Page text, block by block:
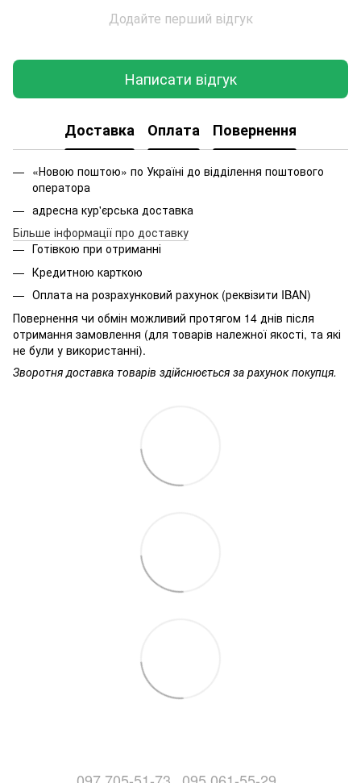
Додайте перший відгук
Написати відгук
Доставка Оплата Повернення
«Новою поштою» по Україні до відділення поштового
оператора
адресна кур'єрська доставка
Більше інформації про доставку
Готівкою при отриманні
Кредитною карткою
Оплата на розрахунковий рахунок (реквізити IBAN)
Повернення чи обмін можливий протягом 14 днів після
отримання замовлення (для товарів належної якості, та які
не були у використанні).
Зворотня доставка товарів здійснюється за рахунок покупця.